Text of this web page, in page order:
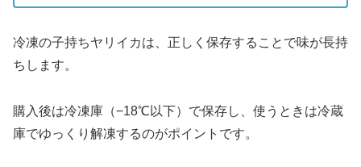
冷凍の子持ちヤリイカは、正しく保存することで味が長持
ちします。
購入後は冷凍庫（−18℃以下）で保存し、使うときは冷蔵
庫でゆっくり解凍するのがポイントです。